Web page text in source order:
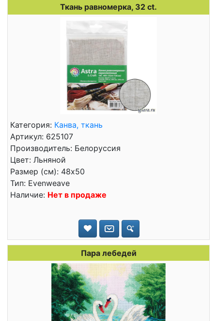
Ткань равномерка, 32 ct.
Категория: Канва, ткань
Артикул: 625107
Производитель: Белоруссия
Цвет: Льняной
Размер (см): 48x50
Тип: Evenweave
Наличие: Нет в продаже
Пара лебедей